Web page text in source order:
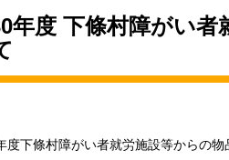
年度 下條村障がい
度下條村障がい者就労施設等からの